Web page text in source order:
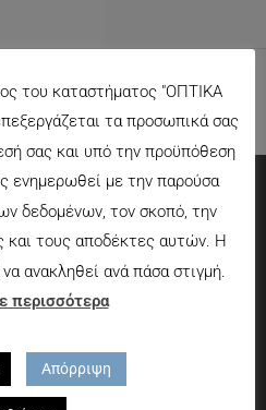
πληρωμής
αποστολής
βρείτε
του καταστήματος "ΟΠΤΙΚΑ
τα προσωπικά σας
σας και υπό την προϋπόθεση
ενημερωθεί με την παρούσα
δεδομένων, τον σκοπό, την
και τους αποδέκτες αυτών. Η
ανακληθεί ανά πάσα στιγμή.
περισσότερα
Απόρριψη